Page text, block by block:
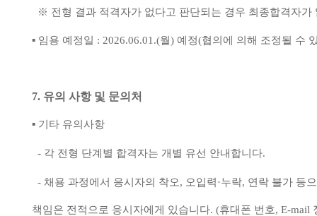
※ 전형 결과 적격자가 없다고 판단되는 경우 최종합격자가
▪ 임용 예정일 : 2026.06.01.(월) 예정(협의에 의해 조정될 수
7. 유의 사항 및 문의처
▪ 기타 유의사항
- 각 전형 단계별 합격자는 개별 유선 안내합니다.
- 채용 과정에서 응시자의 착오, 오입력·누락, 연락 불가 등
책임은 전적으로 응시자에게 있습니다. (휴대폰 번호, E-mail